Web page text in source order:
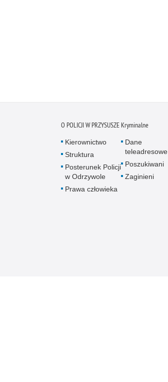
O POLICJI W PRZYSUSZE
Kierownictwo
Struktura
Posterunek Policji
w Odrzywole
Prawa człowieka
Kryminalne
Dane
teleadresowe
Poszukiwani
Zaginieni